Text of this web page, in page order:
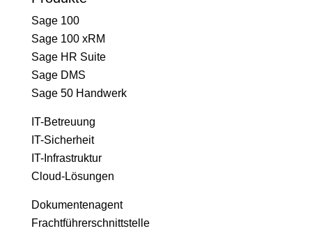
Sage 100
Sage 100 xRM
Sage HR Suite
Sage DMS
Sage 50 Handwerk
IT-Betreuung
IT-Sicherheit
IT-Infrastruktur
Cloud-Lösungen
Dokumentenagent
Frachtführerschnittstelle